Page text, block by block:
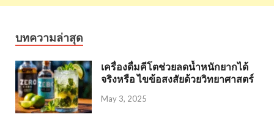
บทความล่าสุด
เครื่องดื่มคีโตช่วยลดน้ำหนักยากได้
จริงหรือ ไขข้อสงสัยด้วยวิทยาศาสตร์
May 3, 2025